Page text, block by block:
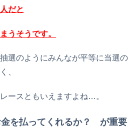
だと
うそうです。
選のようにみんなが平等に当選の
、
ースともいえますよね…。
金を払ってくれるか？ が重要